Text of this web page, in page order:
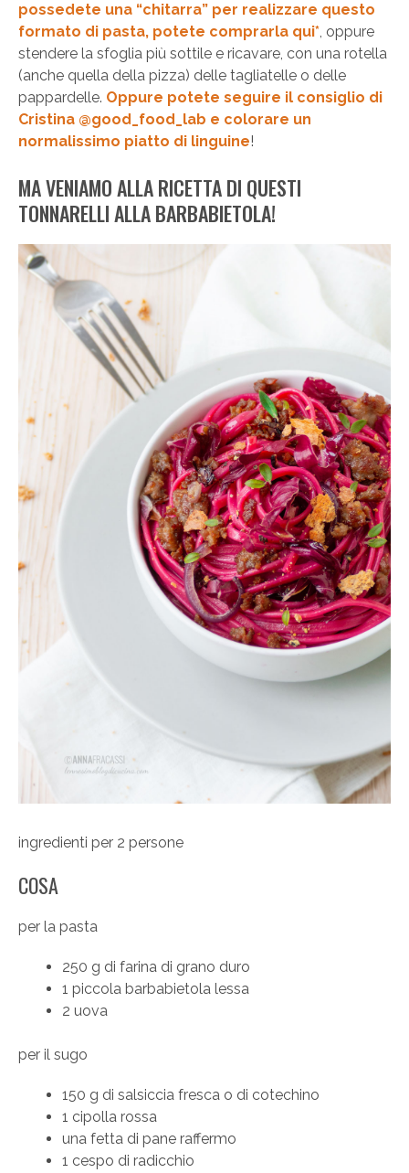
possedete una “chitarra” per realizzare questo
formato di pasta, potete comprarla qui*, oppure
stendere la sfoglia più sottile e ricavare, con una rotella
(anche quella della pizza) delle tagliatelle o delle
pappardelle. Oppure potete seguire il consiglio di
Cristina @good_food_lab e colorare un
normalissimo piatto di linguine!
MA VENIAMO ALLA RICETTA DI QUESTI
TONNARELLI ALLA BARBABIETOLA!
ingredienti per 2 persone
COSA
per la pasta
250 g di farina di grano duro
1 piccola barbabietola lessa
2 uova
per il sugo
150 g di salsiccia fresca o di cotechino
1 cipolla rossa
una fetta di pane raffermo
1 cespo di radicchio